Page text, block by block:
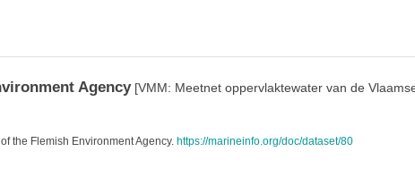
Agency[VMM: Meetnet oppervlaktewater van de
the Flemish Environment Agency. https://marineinfo.org/doc/dataset/80